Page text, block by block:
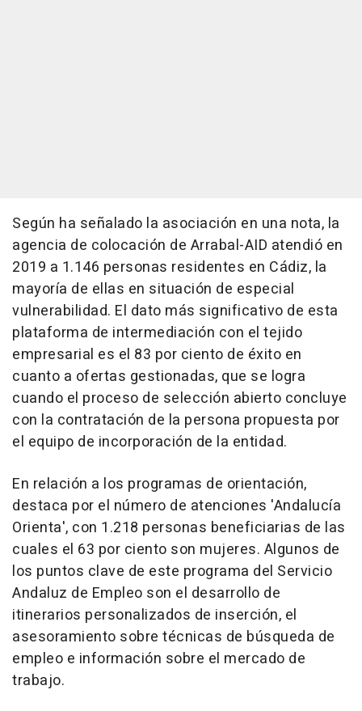
Según ha señalado la asociación en una nota, la
agencia de colocación de Arrabal-AID atendió en
2019 a 1.146 personas residentes en Cádiz, la
mayoría de ellas en situación de especial
vulnerabilidad. El dato más significativo de esta
plataforma de intermediación con el tejido
empresarial es el 83 por ciento de éxito en
cuanto a ofertas gestionadas, que se logra
cuando el proceso de selección abierto concluye
con la contratación de la persona propuesta por
el equipo de incorporación de la entidad.
En relación a los programas de orientación,
destaca por el número de atenciones 'Andalucía
Orienta', con 1.218 personas beneficiarias de las
cuales el 63 por ciento son mujeres. Algunos de
los puntos clave de este programa del Servicio
Andaluz de Empleo son el desarrollo de
itinerarios personalizados de inserción, el
asesoramiento sobre técnicas de búsqueda de
empleo e información sobre el mercado de
trabajo.